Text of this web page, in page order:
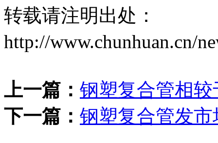
转载请注明出处：
http://www.chunhuan.cn/
上一篇： 钢塑复合管相
下一篇： 钢塑复合管发